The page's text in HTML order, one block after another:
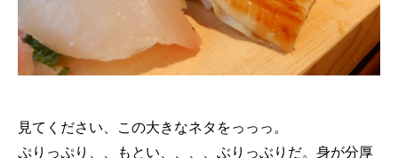
見てください、この大きなネタをっっっ。
ぷりっぷり、、もとい、、、、ぶりっぶりだ。身が分厚